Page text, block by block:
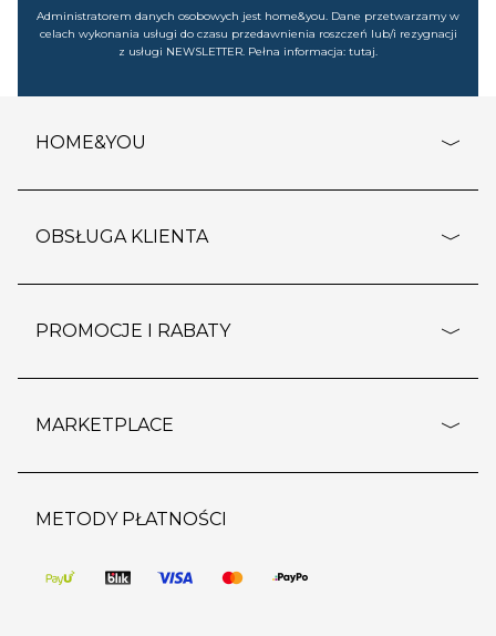
Administratorem danych osobowych jest home&you. Dane przetwarzamy w
celach wykonania usługi do czasu przedawnienia roszczeń lub/i rezygnacji
z usługi NEWSLETTER. Pełna informacja: tutaj.
HOME&YOU
o firmie
polityka prywatności
kontakt
OBSŁUGA KLIENTA
dostawy i płatność
wypis z subskrypcji
regulamin sklepu
pozostałe regulaminy
PROMOCJE I RABATY
outlet
regulaminy promocji
MARKETPLACE
strefa marek
pomoc dla sprzedawców
METODY PŁATNOŚCI